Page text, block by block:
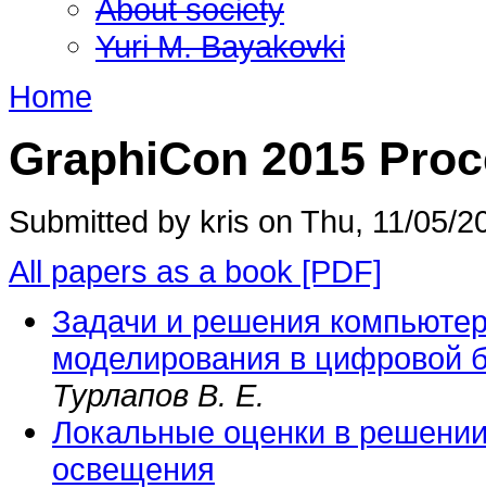
About society
Yuri M. Bayakovki
Home
GraphiCon 2015
Submitted by kris on Thu, 11/05/
All papers as a book [PDF]
Задачи и решения
моделирования в цифровой
Турлапов В. Е.
Локальные оценки в
освещения